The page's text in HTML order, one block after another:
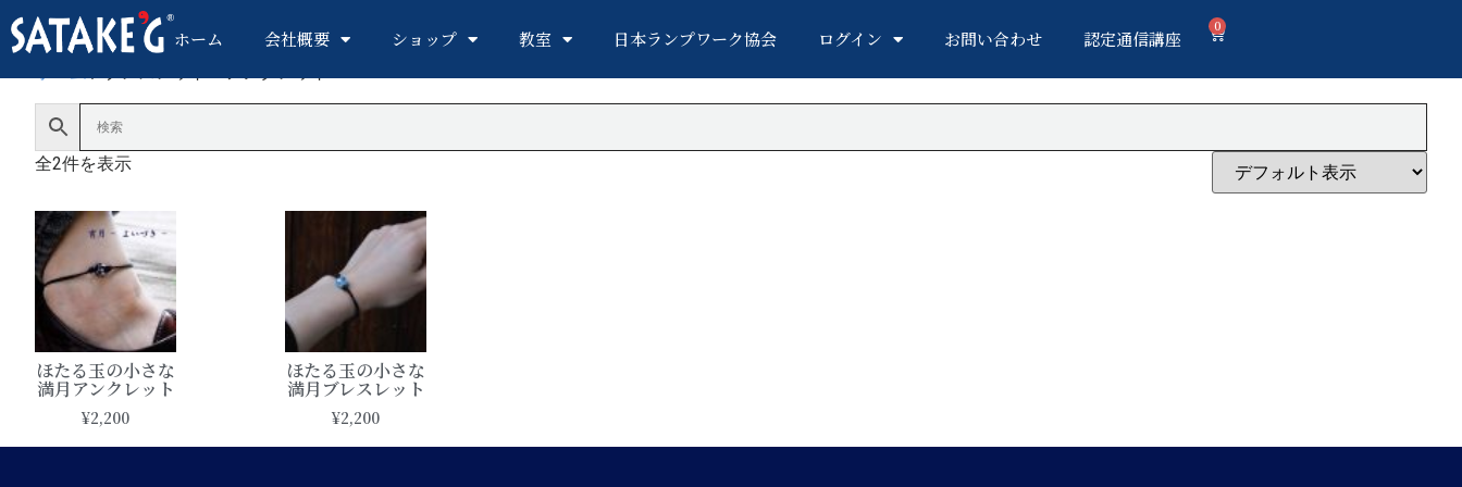
ホーム 会社概要 ショップ 教室 日本ランプワーク協会 ログイン お問い合わせ 認定通信講座
0
全2件を表示
ほたる玉の小さな
満月アンクレット
¥2,200
ほたる玉の小さな
満月ブレスレット
¥2,200